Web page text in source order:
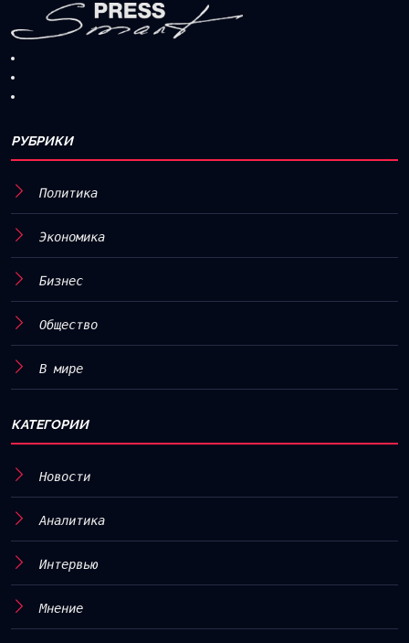
РУБРИКИ
Политика
Экономика
Бизнес
Общество
В мире
КАТЕГОРИИ
Новости
Аналитика
Интервью
Мнение